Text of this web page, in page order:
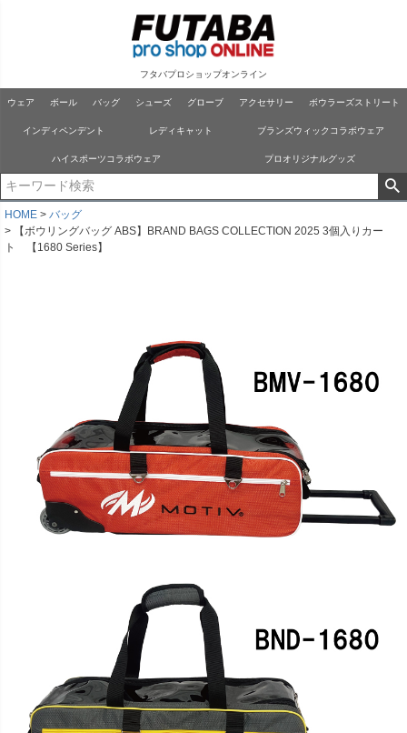
フタバプロショップオンライン
ウェア ボール バッグ シューズ グローブ アクセサリー ボウラーズストリート
インディペンデント レディキャット ブランズウィックコラボウェア
ハイスポーツコラボウェア プロオリジナルグッズ
HOME
バッグ
【ボウリングバッグ ABS】BRAND BAGS COLLECTION 2025 3個入りカー
ト 【1680 Series】